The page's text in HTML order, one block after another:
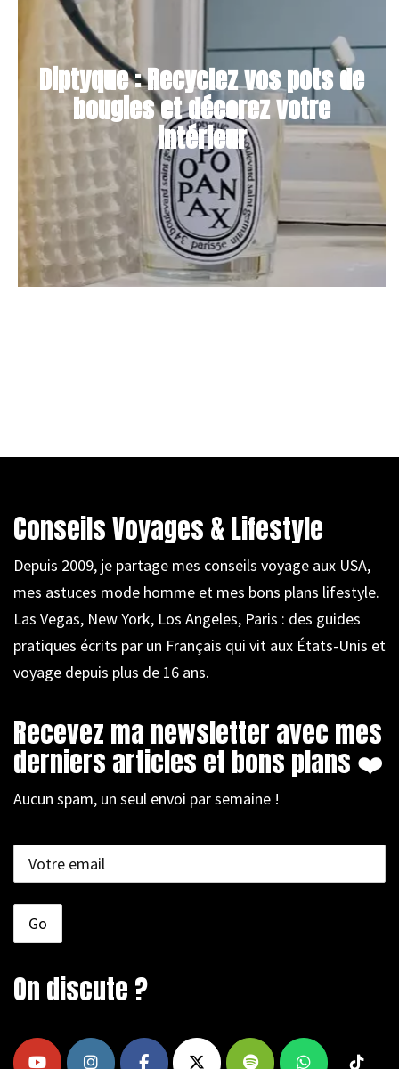
Diptyque : Recyclez vos pots de
bougies et décorez votre
intérieur
Conseils Voyages & Lifestyle
Depuis 2009, je partage mes conseils voyage aux USA,
mes astuces mode homme et mes bons plans lifestyle.
Las Vegas, New York, Los Angeles, Paris : des guides
pratiques écrits par un Français qui vit aux États-Unis et
voyage depuis plus de 16 ans.
Recevez ma newsletter avec mes
derniers articles et bons plans ❤️
Aucun spam, un seul envoi par semaine !
On discute ?